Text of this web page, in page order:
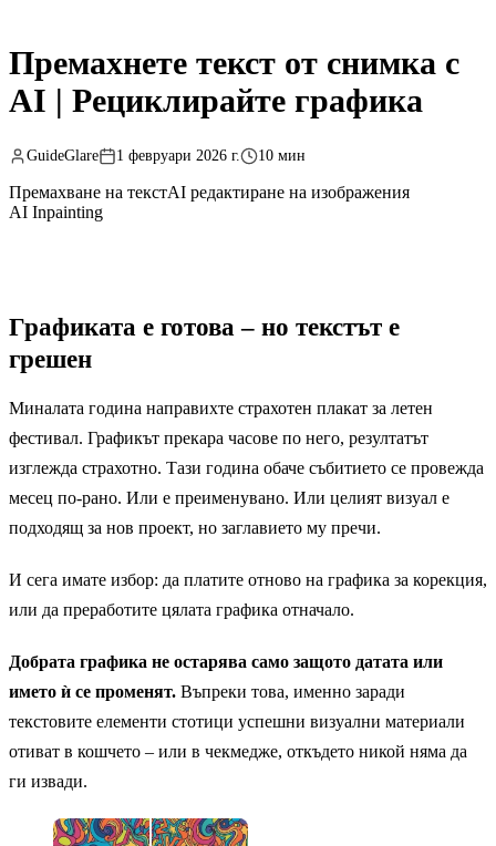
Премахнете текст от снимка с
AI | Рециклирайте графика
GuideGlare 1 февруари 2026 г. 10 мин
Премахване на текстAI редактиране на изображения
AI Inpainting
Графиката е готова – но текстът е
грешен
Миналата година направихте страхотен плакат за летен
фестивал. Графикът прекара часове по него, резултатът
изглежда страхотно. Тази година обаче събитието се провежда
месец по-рано. Или е преименувано. Или целият визуал е
подходящ за нов проект, но заглавието му пречи.
И сега имате избор: да платите отново на графика за корекция,
или да преработите цялата графика отначало.
Добрата графика не остарява само защото датата или
името ѝ се променят. Въпреки това, именно заради
текстовите елементи стотици успешни визуални материали
отиват в кошчето – или в чекмедже, откъдето никой няма да
ги извади.